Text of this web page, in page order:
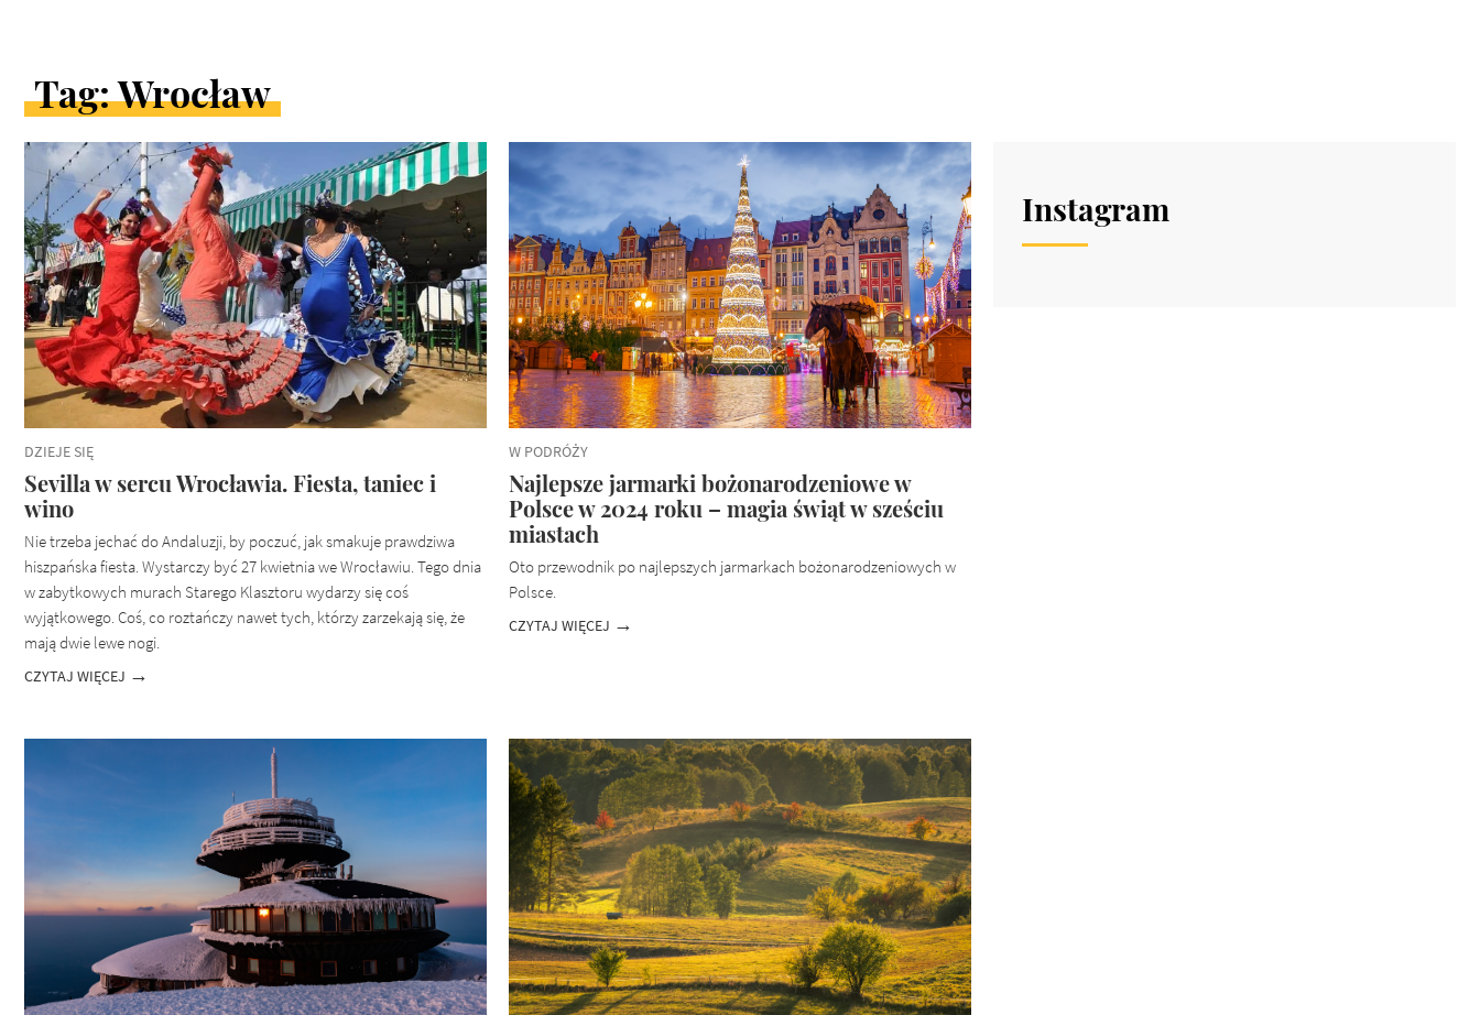
Tag: Wrocław
ARTYKUŁY
W
KATEGORII
DZIEJE SIĘ
Sevilla w sercu Wrocławia. Fiesta, taniec i
wino
Nie trzeba jechać do Andaluzji, by poczuć, jak smakuje prawdziwa
hiszpańska fiesta. Wystarczy być 27 kwietnia we Wrocławiu. Tego dnia
w zabytkowych murach Starego Klasztoru wydarzy się coś
wyjątkowego. Coś, co roztańczy nawet tych, którzy zarzekają się, że
mają dwie lewe nogi.
CZYTAJ WIĘCEJ
W PODRÓŻY
Najlepsze jarmarki bożonarodzeniowe w
Polsce w 2024 roku – magia świąt w sześciu
miastach
Oto przewodnik po najlepszych jarmarkach bożonarodzeniowych w
Polsce.
CZYTAJ WIĘCEJ
Instagram